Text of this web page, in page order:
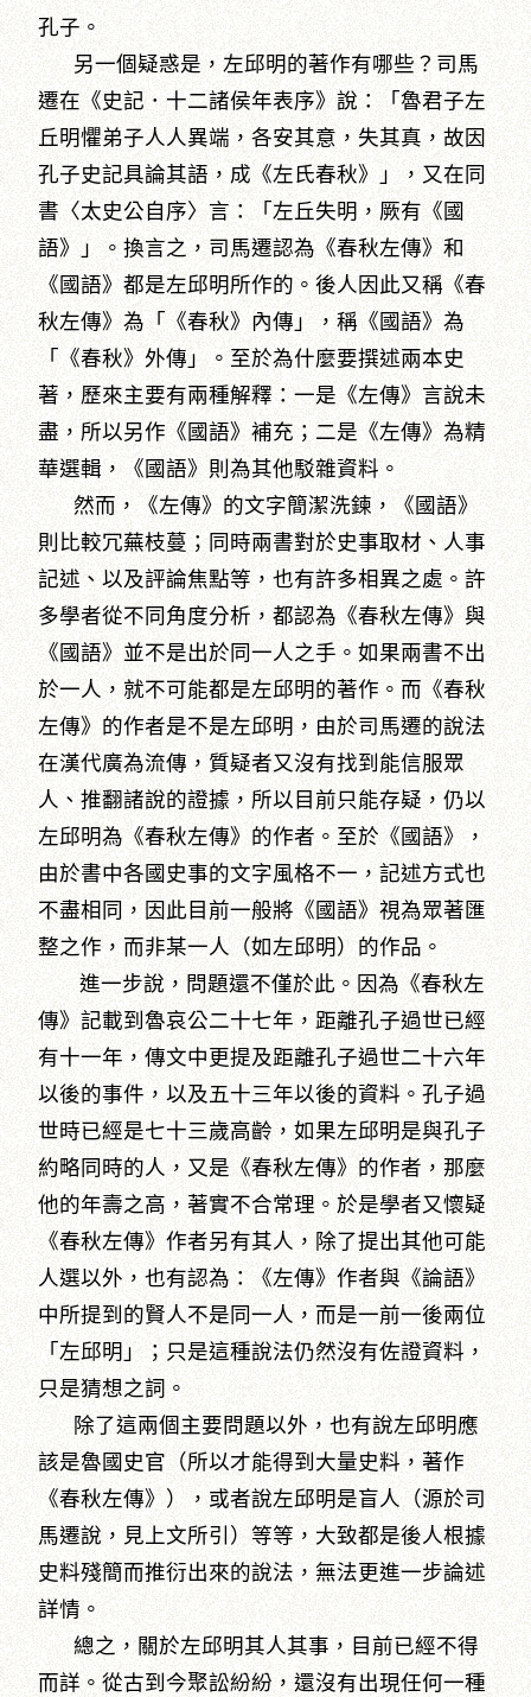
孔子。
另一個疑惑是，左邱明的著作有哪些？司馬
遷在《史記．十二諸侯年表序》說：「魯君子左
丘明懼弟子人人異端，各安其意，失其真，故因
孔子史記具論其語，成《左氏春秋》」，又在同
書〈太史公自序〉言：「左丘失明，厥有《國
語》」。換言之，司馬遷認為《春秋左傳》和
《國語》都是左邱明所作的。後人因此又稱《春
秋左傳》為「《春秋》內傳」，稱《國語》為
「《春秋》外傳」。至於為什麼要撰述兩本史
著，歷來主要有兩種解釋：一是《左傳》言說未
盡，所以另作《國語》補充；二是《左傳》為精
華選輯，《國語》則為其他駁雜資料。
然而，《左傳》的文字簡潔洗鍊，《國語》
則比較冗蕪枝蔓；同時兩書對於史事取材、人事
記述、以及評論焦點等，也有許多相異之處。許
多學者從不同角度分析，都認為《春秋左傳》與
《國語》並不是出於同一人之手。如果兩書不出
於一人，就不可能都是左邱明的著作。而《春秋
左傳》的作者是不是左邱明，由於司馬遷的說法
在漢代廣為流傳，質疑者又沒有找到能信服眾
人、推翻諸說的證據，所以目前只能存疑，仍以
左邱明為《春秋左傳》的作者。至於《國語》，
由於書中各國史事的文字風格不一，記述方式也
不盡相同，因此目前一般將《國語》視為眾著匯
整之作，而非某一人（如左邱明）的作品。
進一步說，問題還不僅於此。因為《春秋左
傳》記載到魯哀公二十七年，距離孔子過世已經
有十一年，傳文中更提及距離孔子過世二十六年
以後的事件，以及五十三年以後的資料。孔子過
世時已經是七十三歲高齡，如果左邱明是與孔子
約略同時的人，又是《春秋左傳》的作者，那麼
他的年壽之高，著實不合常理。於是學者又懷疑
《春秋左傳》作者另有其人，除了提出其他可能
人選以外，也有認為：《左傳》作者與《論語》
中所提到的賢人不是同一人，而是一前一後兩位
「左邱明」；只是這種說法仍然沒有佐證資料，
只是猜想之詞。
除了這兩個主要問題以外，也有說左邱明應
該是魯國史官（所以才能得到大量史料，著作
《春秋左傳》），或者說左邱明是盲人（源於司
馬遷說，見上文所引）等等，大致都是後人根據
史料殘簡而推衍出來的說法，無法更進一步論述
詳情。
總之，關於左邱明其人其事，目前已經不得
而詳。從古到今聚訟紛紛，還沒有出現任何一種